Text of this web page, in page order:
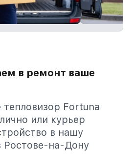
в ремонт ваше
Fortuna
или курьер
в нашу
Ростове-на-Дону